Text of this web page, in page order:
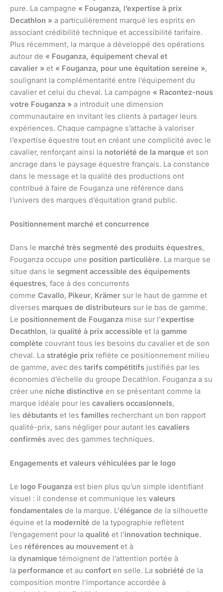
pure. La campagne « Fouganza, l’expertise à prix
Decathlon » a particulièrement marqué les esprits en
associant crédibilité technique et accessibilité tarifaire.
Plus récemment, la marque a développé des opérations
autour de « Fouganza, équipement cheval et
cavalier » et « Fouganza, pour une équitation sereine »,
soulignant la complémentarité entre l’équipement du
cavalier et celui du cheval. La campagne « Racontez-nous
votre Fouganza » a introduit une dimension
communautaire en invitant les clients à partager leurs
expériences. Chaque campagne s’attache à valoriser
l’expertise équestre tout en créant une complicité avec le
cavalier, renforçant ainsi la notoriété de la marque et son
ancrage dans le paysage équestre français. La constance
dans le message et la qualité des productions ont
contribué à faire de Fouganza une référence dans
l’univers des marques d’équitation grand public.
Positionnement marché et concurrence
Dans le marché très segmenté des produits équestres,
Fouganza occupe une position particulière. La marque se
situe dans le segment accessible des équipements
équestres, face à des concurrents
comme Cavallo, Pikeur, Krämer sur le haut de gamme et
diverses marques de distributeurs sur le bas de gamme.
Le positionnement de Fouganza mise sur l’expertise
Decathlon, la qualité à prix accessible et la gamme
complète couvrant tous les besoins du cavalier et de son
cheval. La stratégie prix reflète ce positionnement milieu
de gamme, avec des tarifs compétitifs justifiés par les
économies d’échelle du groupe Decathlon. Fouganza a su
créer une niche distinctive en se présentant comme la
marque idéale pour les cavaliers occasionnels,
les débutants et les familles recherchant un bon rapport
qualité-prix, sans négliger pour autant les cavaliers
confirmés avec des gammes techniques.
Engagements et valeurs véhiculées par le logo
Le logo Fouganza est bien plus qu’un simple identifiant
visuel : il condense et communique les valeurs
fondamentales de la marque. L’élégance de la silhouette
équine et la modernité de la typographie reflètent
l’engagement pour la qualité et l’innovation technique.
Les références au mouvement et à
la dynamique témoignent de l’attention portée à
la performance et au confort en selle. La sobriété de la
composition montre l’importance accordée à